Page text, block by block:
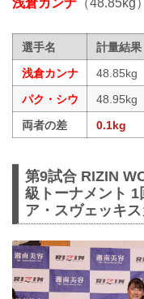
選手名 計量結果
浅倉カンナ
48.85kg
パク・シウ
48.95kg
両者の差
0.1kg
第9試合 RIZIN
級トーナメント
ア・スヴェッキス